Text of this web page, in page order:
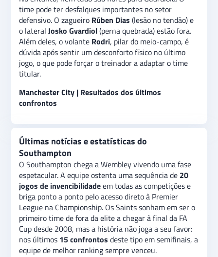
time pode ter desfalques importantes no setor
defensivo. O zagueiro Rúben Dias (lesão no tendão) e
o lateral Josko Gvardiol(perna quebrada) estão fora.
Além deles, o volante Rodri, pilar do meio-campo, é
dúvida após sentir um desconforto físico no último
jogo, o que pode forçar o treinador a adaptar o time
titular.
Manchester City | Resultados dos últimos
confrontos
Últimas notícias e estatísticas do
Southampton
O Southampton chega a Wembley vivendo uma fase
espetacular. A equipe ostenta uma sequência de 20
jogos de invencibilidadeem todas as competições e
briga ponto a ponto pelo acesso direto à Premier
League na Championship. Os Saints sonham em ser o
primeiro time de fora da elite a chegar à final da FA
Cup desde 2008, mas a história não joga a seu favor:
nos últimos 15 confrontos deste tipo em semifinais, a
equipe de melhor ranking sempre venceu.